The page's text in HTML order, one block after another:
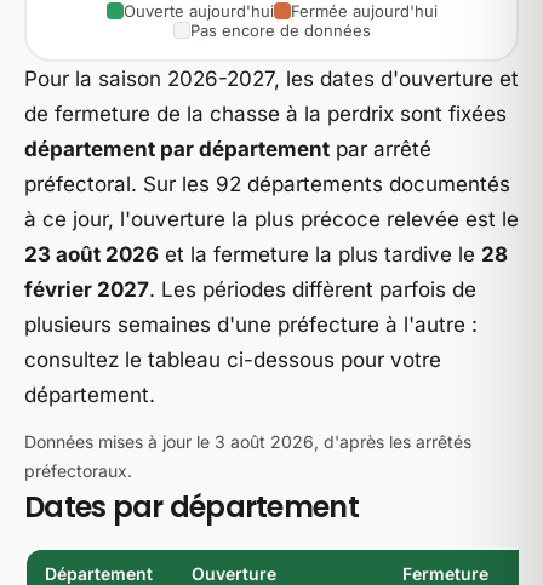
Ouverte aujourd'hui
Fermée aujourd'hui
Pas encore de données
Pour la saison 2026-2027, les dates d'ouverture et
de fermeture de la chasse à la perdrix sont fixées
département par département par arrêté
préfectoral. Sur les 92 départements documentés
à ce jour, l'ouverture la plus précoce relevée est le
23 août 2026 et la fermeture la plus tardive le 28
février 2027. Les périodes diffèrent parfois de
plusieurs semaines d'une préfecture à l'autre :
consultez le tableau ci-dessous pour votre
département.
Données mises à jour le 3 août 2026, d'après les arrêtés
préfectoraux.
Dates par département
Département Ouverture Fermeture